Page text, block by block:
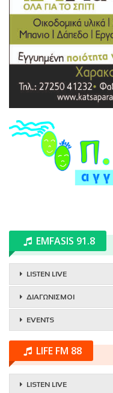
EMFASIS 91.8
LISTEN LIVE
ΔΙΑΓΩΝΙΣΜΟΙ
EVENTS
LIFE FM 88
LISTEN LIVE